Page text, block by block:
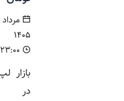
مرداد ۱۶,
بازار لپ تاپ
در هفته